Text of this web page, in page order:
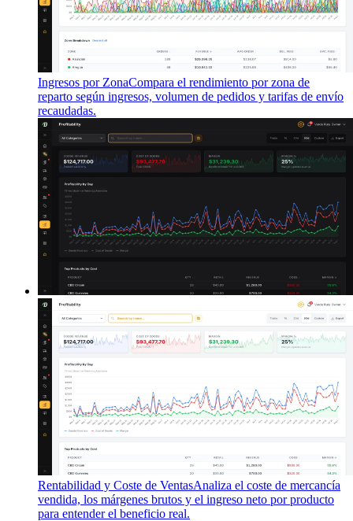
Ingresos por ZonaCompara el rendimiento por zona de
reparto según ingresos, volumen de pedidos y tarifas de envío
recaudadas.
Rentabilidad y Coste de VentasAnaliza el coste de mercancía
vendida, los márgenes brutos y el ingreso neto por producto
para entender el beneficio real.